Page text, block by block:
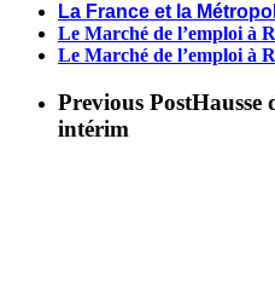
La France et la
Le Marché de l’emploi à
Le Marché de l’emploi à
Previous PostHausse
intérim